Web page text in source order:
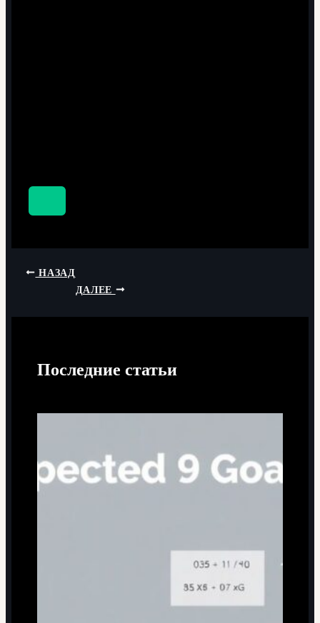
НАЗАД
ДАЛЕЕ
Последние статьи